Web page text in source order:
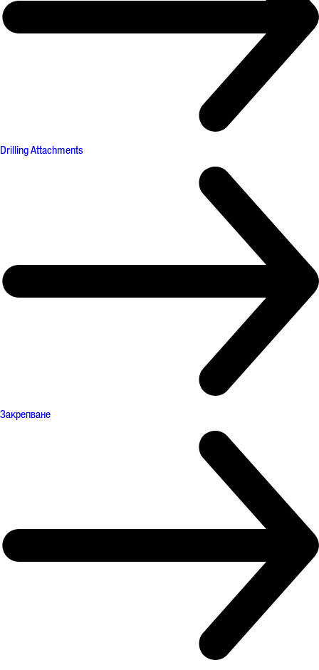
Drilling Attachments
Закрепване